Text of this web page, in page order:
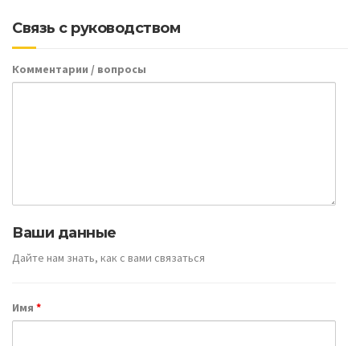
Связь с руководством
Комментарии / вопросы
Ваши данные
Дайте нам знать, как с вами связаться
Имя *